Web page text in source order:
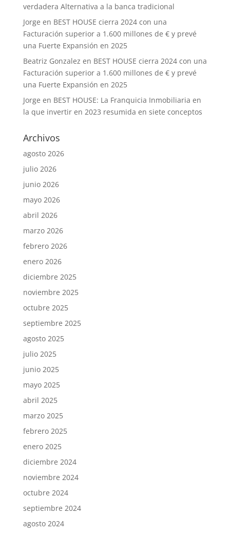
verdadera Alternativa a la banca tradicional
Jorge en BEST HOUSE cierra 2024 con una
Facturación superior a 1.600 millones de € y prevé
una Fuerte Expansión en 2025
Beatriz Gonzalez en BEST HOUSE cierra 2024 con una
Facturación superior a 1.600 millones de € y prevé
una Fuerte Expansión en 2025
Jorge en BEST HOUSE: La Franquicia Inmobiliaria en
la que invertir en 2023 resumida en siete conceptos
Archivos
agosto 2026
julio 2026
junio 2026
mayo 2026
abril 2026
marzo 2026
febrero 2026
enero 2026
diciembre 2025
noviembre 2025
octubre 2025
septiembre 2025
agosto 2025
julio 2025
junio 2025
mayo 2025
abril 2025
marzo 2025
febrero 2025
enero 2025
diciembre 2024
noviembre 2024
octubre 2024
septiembre 2024
agosto 2024